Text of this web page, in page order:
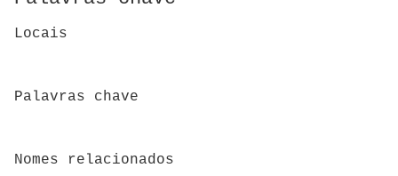
Locais
Palavras chave
Nomes relacionados